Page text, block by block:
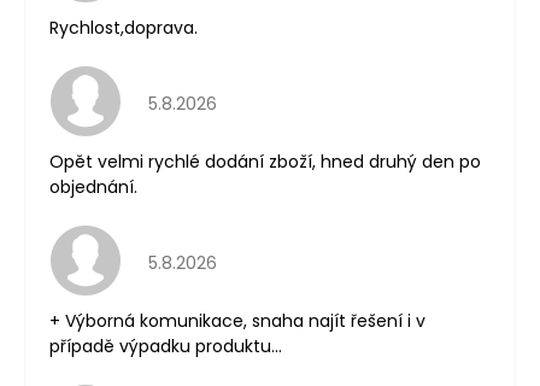
Rychlost,doprava.
Hodnocení obchodu je 5 z 5 hvězdiček.
5.8.2026
Opět velmi rychlé dodání zboží, hned druhý den po
objednání.
Hodnocení obchodu je 5 z 5 hvězdiček.
5.8.2026
+ Výborná komunikace, snaha najít řešení i v
případě výpadku produktu...